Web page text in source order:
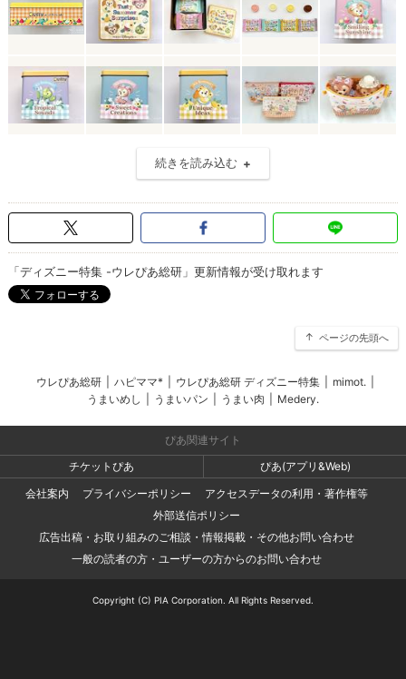
続きを読み込む
「ディズニー特集 -ウレぴあ総研」更新情報が受け取れます
ページの先頭へ
ウレぴあ総研 ハピママ* ウレぴあ総研 ディズニー特集 mimot.
うまいめし
うまいパン うまい肉 Medery.
ぴあ関連サイト
チケットぴあ
ぴあ(アプリ&Web)
会社案内
プライバシーポリシー
アクセスデータの利用・著作権等
外部送信ポリシー
広告出稿・お取り組みのご相談・情報掲載・その他お問い合わせ
一般の読者の方・ユーザーの方からのお問い合わせ
Copyright (C) PIA Corporation. All Rights Reserved.